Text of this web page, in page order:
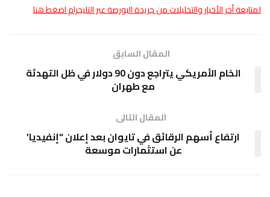
لمتابعة أخر الأخبار والتحليلات من جريدة البورصة عبر التليجرام اضغط هنا
المقال السابق
الخام الأمريكي يتراجع دون 90 دولار في ظل التهدئة
مع طهران
المقال التالى
ارتفاع أسهم الرقائق في تايوان بعد إعلان “إنفيديا’
عن استثمارات موسعة